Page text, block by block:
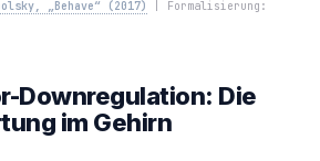
„Behave“ (2017)
| Formalisierung:
Downregulation: Die
im Gehirn